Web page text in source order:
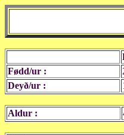
Fødd/ur :
Deyð/ur :
Aldur :